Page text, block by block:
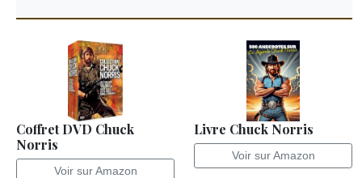
Coffret DVD Chuck
Norris
Voir sur Amazon
Livre Chuck Norris
Voir sur Amazon